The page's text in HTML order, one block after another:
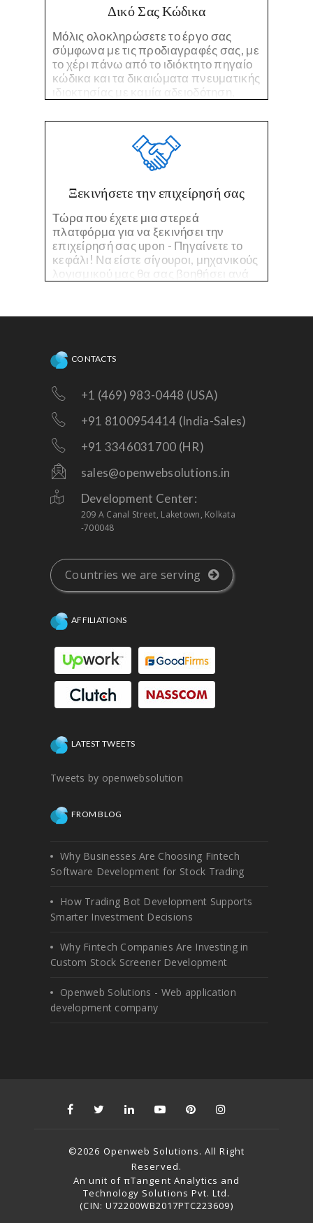
Δικό Σας Κώδικα
Μόλις ολοκληρώσετε το έργο σας
σύμφωνα με τις προδιαγραφές σας, με
το χέρι πάνω από το ιδιόκτητο πηγαίο
κώδικα και τα δικαιώματα πνευματικής
ιδιοκτησίας με καμία αδειοδότηση,
Ξεκινήσετε την επιχείρησή σας
Τώρα που έχετε μια στερεά
πλατφόρμα για να ξεκινήσει την
επιχείρησή σας upon - Πηγαίνετε το
κεφάλι! Να είστε σίγουροι, μηχανικούς
λογισμικού μας θα σας βοηθήσει ανά
πλατφόρμα, ή χρειάζονται βελτιώσεις!
CONTACTS
+1 (469) 983-0448 (USA)
+91 8100954414 (India-Sales)
+91 3346031700 (HR)
sales@openwebsolutions.in
Development Center:
209 A Canal Street, Laketown, Kolkata
-700048
Countries we are serving
AFFILIATIONS
LATEST TWEETS
Tweets by openwebsolution
FROM BLOG
Why Businesses Are Choosing Fintech
Software Development for Stock Trading
How Trading Bot Development Supports
Smarter Investment Decisions
Why Fintech Companies Are Investing in
Custom Stock Screener Development
Openweb Solutions - Web application
development company
©2026 Openweb Solutions. All Right
Reserved.
An unit of πTangent Analytics and
Technology Solutions Pvt. Ltd.
(CIN: U72200WB2017PTC223609)